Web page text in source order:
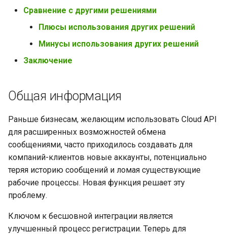
Сравнение с другими решениями
Плюсы использования других решений
Минусы использования других решений
Заключение
Общая информация
Раньше бизнесам, желающим использовать Cloud API
для расширенных возможностей обмена
сообщениями, часто приходилось создавать для
компаний-клиентов новые аккаунты, потенциально
теряя историю сообщений и ломая существующие
рабочие процессы. Новая функция решает эту
проблему.
Ключом к бесшовной интеграции является
улучшенный процесс регистрации. Теперь для